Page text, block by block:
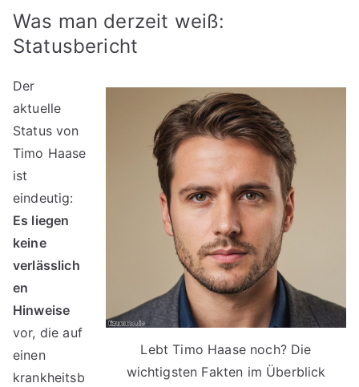
Was man derzeit weiß:
Statusbericht
Lebt Timo Haase noch? Die
wichtigsten Fakten im Überblick
Der
aktuelle
Status von
Timo Haase
ist
eindeutig:
Es liegen
keine
verlässlich
en
Hinweise
vor, die auf
einen
krankheitsb